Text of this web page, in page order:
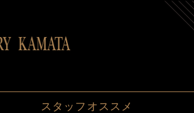
スタッフオススメ